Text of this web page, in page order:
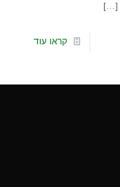
[…]
קראו עוד